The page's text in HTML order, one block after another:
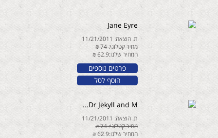
Jane Eyre
ת. הוצאה: 11/21/2011
מחיר קטלוגי: 74 ₪
המחיר שלנו:62.9 ₪
פרטים נוספים
הוסף לסל
Dr Jekyll and M...
ת. הוצאה: 11/21/2011
מחיר קטלוגי: 74 ₪
המחיר שלנו:62.9 ₪